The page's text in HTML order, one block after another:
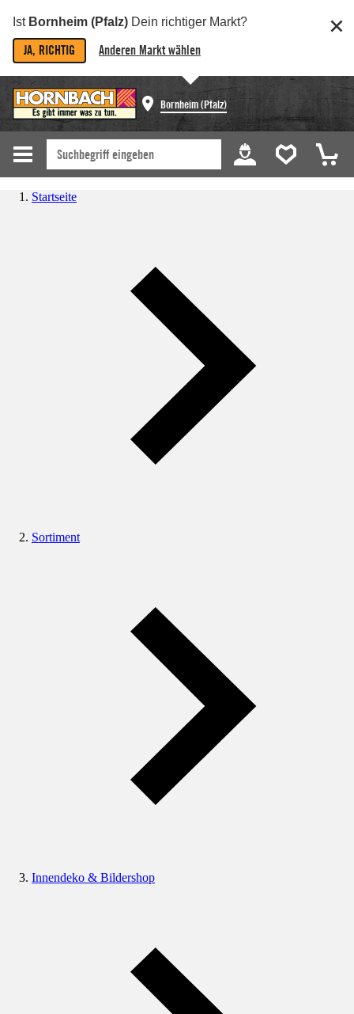
Ist Bornheim (Pfalz) Dein richtiger Markt?
JA, RICHTIG Anderen Markt wählen
Bornheim (Pfalz)
Startseite
Sortiment
Innendeko & Bildershop